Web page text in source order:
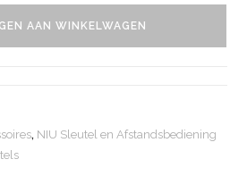
AAN WINKELWAGEN
, NIU Sleutel en Afstandsbediening